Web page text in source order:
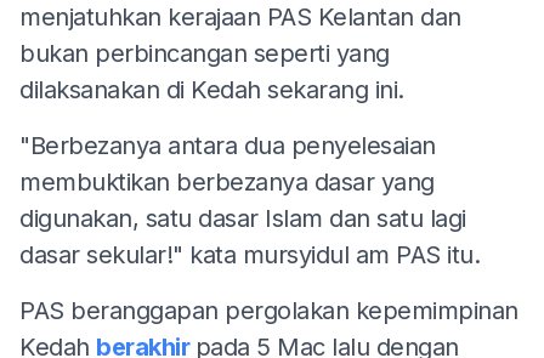
menjatuhkan kerajaan PAS Kelantan dan
bukan perbincangan seperti yang
dilaksanakan di Kedah sekarang ini.
"Berbezanya antara dua penyelesaian
membuktikan berbezanya dasar yang
digunakan, satu dasar Islam dan satu lagi
dasar sekular!" kata mursyidul am PAS itu.
PAS beranggapan pergolakan kepemimpinan
Kedah berakhir pada 5 Mac lalu dengan